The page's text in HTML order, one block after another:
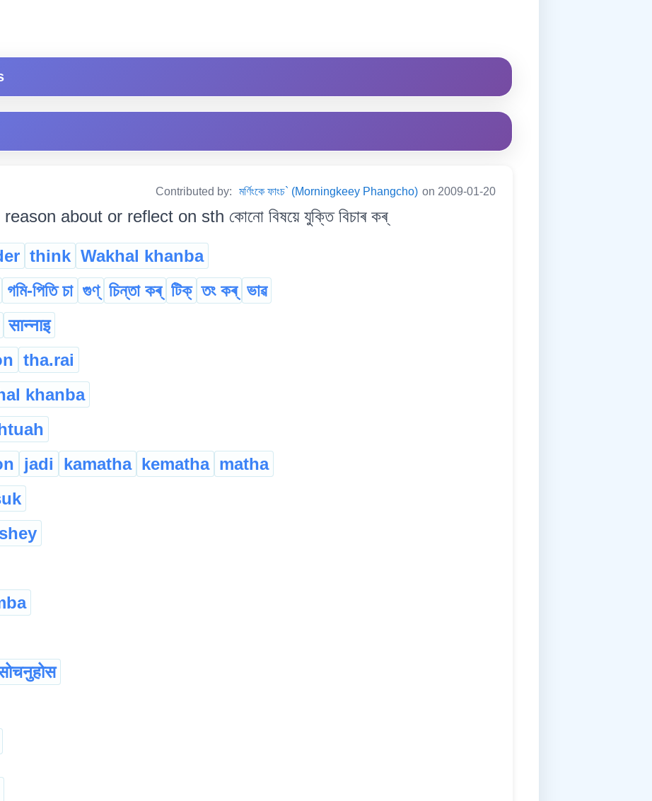
Contributed by: মৰ্ণিংকে ফাংচ` (Morningkeey Phangcho) on 2009-01-20
reason about or reflect on sth কোনো বিষয়ে যুক্তি বিচাৰ কৰ্
think Wakhal khanba
গমি-পিতি চা গুণ্ চিন্তা কৰ্ টিক্ তং কৰ্ ভাৱ
सान्नाइ
tha.rai
khanba
jadi kamatha kematha matha